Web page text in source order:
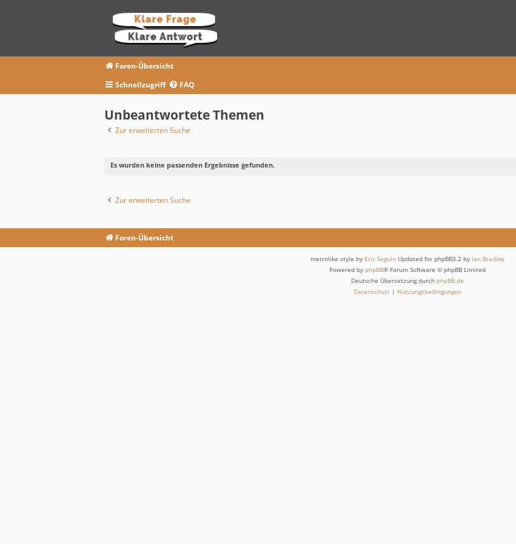
Foren-Übersicht
Schnellzugriff
FAQ
Unbeantwortete Themen
Zur erweiterten Suche
Es wurden keine passenden Ergebnisse gefunden.
Zur erweiterten Suche
Foren-Übersicht
metrolike style by Eric Seguin Updated for phpBB3.2 by Ian Bradley
Powered by phpBB® Forum Software © phpBB Limited
Deutsche Übersetzung durch phpBB.de
Datenschutz | Nutzungsbedingungen